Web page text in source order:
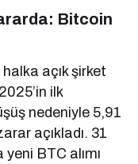
Bitcoin
açık şirket
ilk
nedeniyle 5,91
açıkladı. 31
BTC alımı